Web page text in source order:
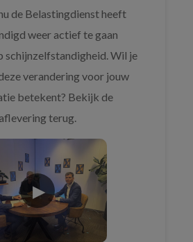
de Belastingdienst heeft
weer actief te gaan
schijnzelfstandigheid. Wil je
verandering voor jouw
betekent? Bekijk de
aflevering terug.